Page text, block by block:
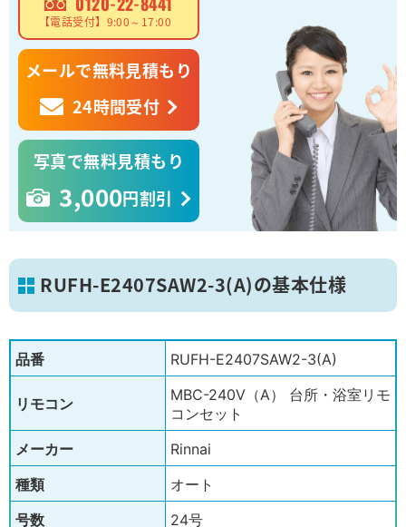
【電話受付】9:00～17:00
メールで無料見積もり
24時間受付
写真で無料見積もり
3,000円割引
RUFH-E2407SAW2-3(A)の基本仕様
品番 RUFH-E2407SAW2-3(A)
リモコン
MBC-240V（A） 台所・浴室リモ
コンセット
メーカー
Rinnai
種類
オート
号数
24号